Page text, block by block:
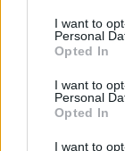
consent section.
I want to
Personal
Opted In
I want to
Personal
Opted In
I want to
είναι η
αποτύπωμα: να
δεξιότητες
γενιά για το
Τεχνητή